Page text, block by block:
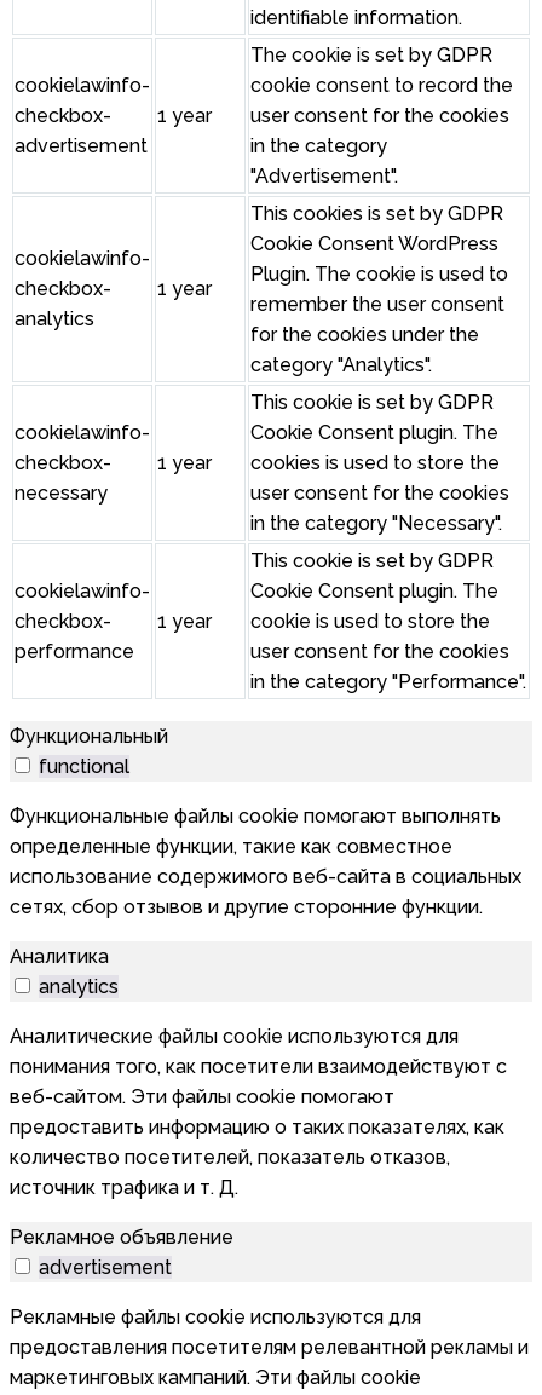
identifiable information.
cookielawinfo-
checkbox-
advertisement
1 year
The cookie is set by GDPR
cookie consent to record the
user consent for the cookies
in the category
"Advertisement".
cookielawinfo-
checkbox-
analytics
1 year
This cookies is set by GDPR
Cookie Consent WordPress
Plugin. The cookie is used to
remember the user consent
for the cookies under the
category "Analytics".
cookielawinfo-
checkbox-
necessary
1 year
This cookie is set by GDPR
Cookie Consent plugin. The
cookies is used to store the
user consent for the cookies
in the category "Necessary".
cookielawinfo-
checkbox-
performance
1 year
This cookie is set by GDPR
Cookie Consent plugin. The
cookie is used to store the
user consent for the cookies
in the category "Performance".
Функциональный
functional
Функциональные файлы cookie помогают выполнять
определенные функции, такие как совместное
использование содержимого веб-сайта в социальных
сетях, сбор отзывов и другие сторонние функции.
Аналитика
analytics
Аналитические файлы cookie используются для
понимания того, как посетители взаимодействуют с
веб-сайтом. Эти файлы cookie помогают
предоставить информацию о таких показателях, как
количество посетителей, показатель отказов,
источник трафика и т. Д.
Рекламное объявление
advertisement
Рекламные файлы cookie используются для
предоставления посетителям релевантной рекламы и
маркетинговых кампаний. Эти файлы cookie